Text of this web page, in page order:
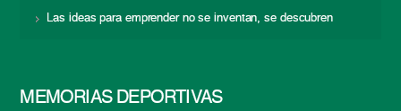
Las ideas para emprender no se inventan, se descubren
MEMORIAS DEPORTIVAS